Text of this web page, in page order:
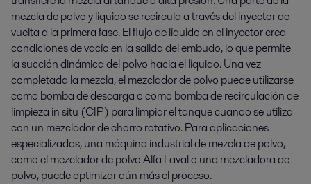
mezcla de polvo y líquido se recircula a través del inyector de
vuelta a la primera fase. El flujo de líquido en el inyector crea
condiciones de vacío en la salida del embudo, lo que permite
la succión dinámica del polvo hacia el líquido. Una vez
completada la mezcla, el mezclador de polvo puede utilizarse
como bomba de descarga o como bomba de recirculación de
limpieza in situ (CIP) para limpiar el tanque cuando se utiliza
con un mezclador de chorro rotativo. Para aplicaciones
especializadas, una máquina industrial de mezcla de polvo,
como el mezclador de polvo Alfa Laval o una mezcladora de
polvo, puede optimizar aún más el proceso.